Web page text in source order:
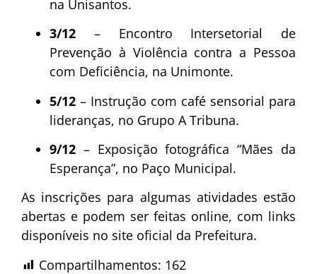
na Unisantos.
3/12 – Encontro Intersetorial de
Prevenção à Violência contra a Pessoa
com Deficiência, na Unimonte.
5/12 – Instrução com café sensorial para
lideranças, no Grupo A Tribuna.
9/12 – Exposição fotográfica “Mães da
Esperança”, no Paço Municipal.
As inscrições para algumas atividades estão
abertas e podem ser feitas online, com links
disponíveis no site oficial da Prefeitura.
Compartilhamentos: 162